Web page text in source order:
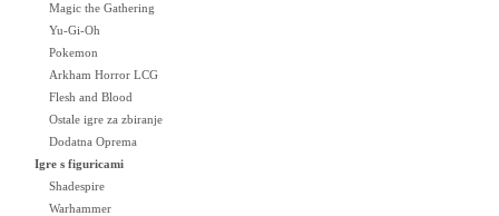
Magic the Gathering
Yu-Gi-Oh
Pokemon
Arkham Horror LCG
Flesh and Blood
Ostale igre za zbiranje
Dodatna Oprema
Igre s figuricami
Shadespire
Warhammer